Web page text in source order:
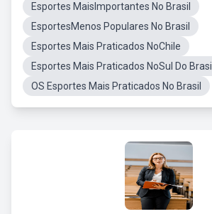
Esportes MaisImportantes No Brasil
EsportesMenos Populares No Brasil
Esportes Mais Praticados NoChile
Esportes Mais Praticados NoSul Do Brasil
OS Esportes Mais Praticados No Brasil